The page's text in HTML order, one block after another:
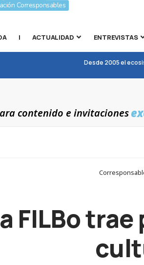
Corresponsables
| ACTUALIDAD ENTREVISTAS
Desde 2005 el
contenido e invitaciones
FILBo